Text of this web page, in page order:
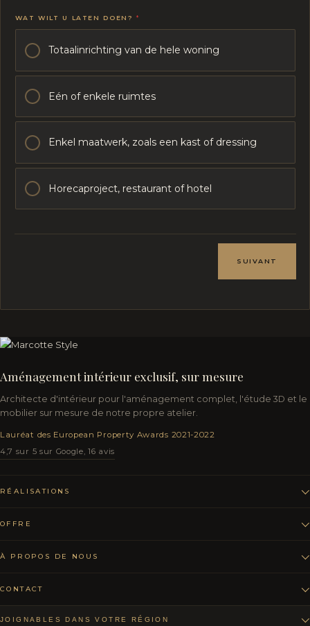
WAT WILT U LATEN DOEN?*
Totaalinrichting van de hele woning
Eén of enkele ruimtes
Enkel maatwerk, zoals een kast of dressing
Horecaproject, restaurant of hotel
T
E
R
SUIVANT
Aménagement intérieur exclusif, sur mesure
Architecte d'intérieur pour l'aménagement complet, l'étude 3D et le
mobilier sur mesure de notre propre atelier.
Lauréat des European Property Awards 2021-2022
4,7 sur 5 sur Google, 16 avis
RÉALISATIONS
OFFRE
À PROPOS DE NOUS
CONTACT
JOIGNABLES DANS VOTRE RÉGION